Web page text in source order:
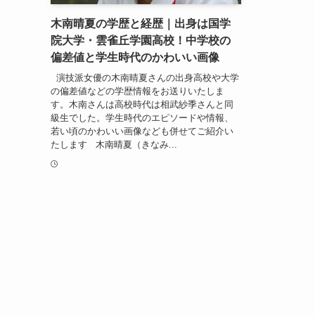
木南晴夏の学歴と経歴｜出身は国学
院大学・雲雀丘学園高校！中学校の
偏差値と学生時代のかわいい画像
演技派女優の木南晴夏さんの出身高校や大学
の偏差値などの学歴情報をお送りいたしま
す。木南さんは高校時代は相武紗季さんと同
級生でした。学生時代のエピソードや情報、
若い頃のかわいい画像なども併せてご紹介い
たします 木南晴夏（きなみ...